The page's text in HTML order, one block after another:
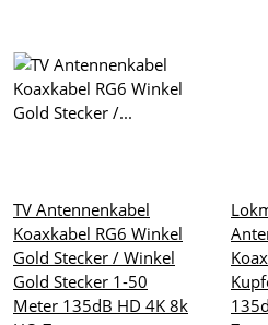
TV Antennenkabel
Koaxkabel RG6 Winkel
Gold Stecker / Winkel
Gold Stecker 1-50
Meter 135dB HD 4K 8k